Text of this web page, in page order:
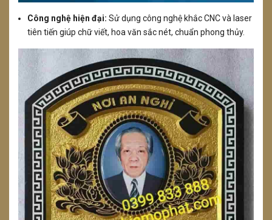
Công nghệ hiện đại: Sử dụng công nghệ khắc CNC và laser
tiên tiến giúp chữ viết, hoa văn sắc nét, chuẩn phong thủy.